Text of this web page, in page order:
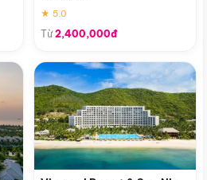
★ 5.0
Từ2,400,000đ